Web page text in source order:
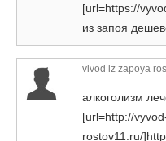
[url=https://
из запоя
vivod iz zapoya
алкоголизм
[url=http://
rostov11.ru/